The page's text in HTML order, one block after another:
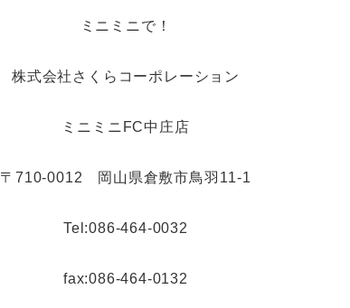
ミニミニで！
株式会社さくらコーポレーション
ミニミニFC中庄店
〒710-0012 岡山県倉敷市鳥羽11-1
Tel:086-464-0032
fax:086-464-0132